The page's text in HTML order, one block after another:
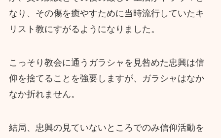
なり、その傷を癒やすために当時流行していたキ
リスト教にすがるようになりました。
こっそり教会に通うガラシャを見咎めた忠興は信
仰を捨てることを強要しますが、ガラシャはなか
なか折れません。
結局、忠興の見ていないところでのみ信仰活動を